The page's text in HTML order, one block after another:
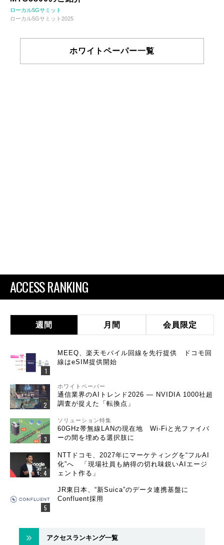
ローカル5Gサミット
ローカル5Gサミット2025
ホワイトペーパー一覧
ACCESS RANKING
週間 月間 会員限定
MEEQ、楽天モバイル回線を先行提供 ドコモ回
線はeSIM提供開始
ホワイトペーパー
通信業界のAIトレンド2026 ― NVIDIA 1000社超
調査が捉えた「転換点」
ソリューション特集
60GHz帯無線LANの現在地 Wi-Fiと光ファイバ
ーの間を埋める選択肢に
NTTドコモ、2027年にマーケティングを“フルAI
化”へ 「現場社員も納得の切れ味鋭いAIエージ
ェント作る」
JR東日本、“新Suica”のデータ連携基盤に
Confluent採用
アクセスランキング一覧